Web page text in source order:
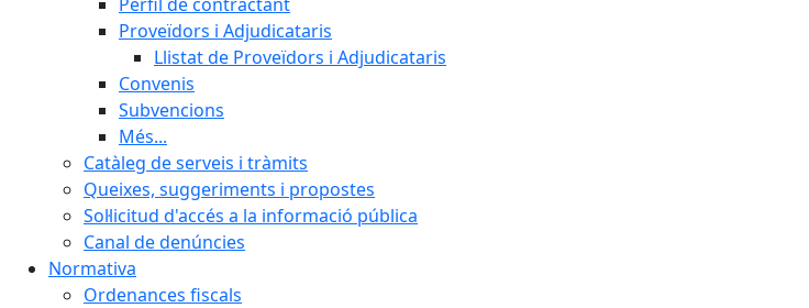
Proveïdors i Adjudicataris
Llistat de Proveïdors i Adjudicataris
Convenis
Subvencions
Més...
Catàleg de serveis i tràmits
Queixes, suggeriments i propostes
Sol·licitud d'accés a la informació pública
Canal de denúncies
Normativa
Ordenances fiscals